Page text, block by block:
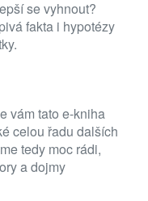
se vyhnout?
fakta i hypotézy
vám tato e-kniha
celou řadu dalších
tedy moc rádi,
a dojmy